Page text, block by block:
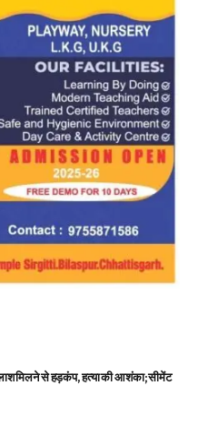
मिलने से हड़कंप, हत्या की आशंका; सीमेंट